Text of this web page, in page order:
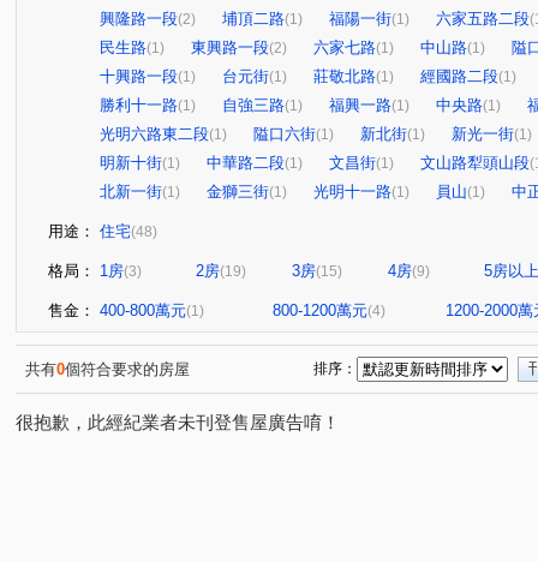
興隆路一段(2) 埔頂二路(1) 福陽一街(1) 六家五路二段
民生路(1) 東興路一段(2) 六家七路(1) 中山路(1)
隘
十興路一段(1) 台元街(1) 莊敬北路(1) 經國路二段(1)
勝利十一路(1) 自強三路(1) 福興一路(1) 中央路(1)
光明六路東二段(1) 隘口六街(1) 新北街(1) 新光一街(1)
明新十街(1) 中華路二段(1) 文昌街(1) 文山路犁頭山段
北新一街(1) 金獅三街(1) 光明十一路(1) 員山(1) 中
用途： 住宅(48)
格局： 1房(3) 2房(19) 3房(15) 4房(9) 5房以上
售金： 400-800萬元(1) 800-1200萬元(4) 1200-2000萬
共有0個符合要求的房屋 排序：
很抱歉，此經紀業者未刊登售屋廣告唷！